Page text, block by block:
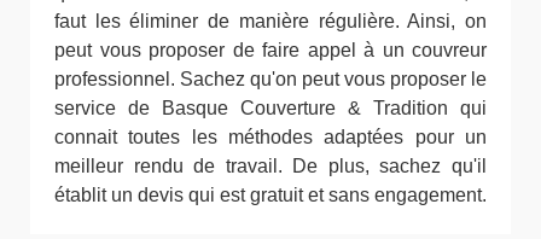
faut les éliminer de manière régulière. Ainsi, on
peut vous proposer de faire appel à un couvreur
professionnel. Sachez qu'on peut vous proposer le
service de Basque Couverture & Tradition qui
connait toutes les méthodes adaptées pour un
meilleur rendu de travail. De plus, sachez qu'il
établit un devis qui est gratuit et sans engagement.